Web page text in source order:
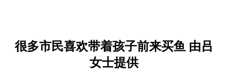
很多市民喜欢带着孩子前来买鱼 由吕
女士提供